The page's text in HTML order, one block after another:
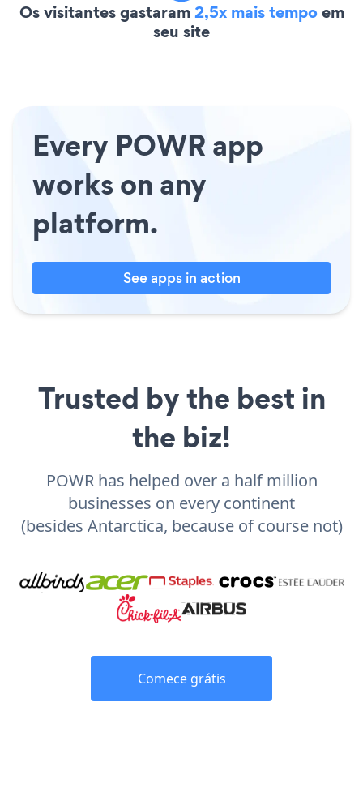
Os visitantes gastaram2,5x mais tempoem
seu site
Every POWR app
works on any
platform.
See apps in action
Trusted by the best in
the biz!
POWR has helped over a half million
businesses on every continent
(besides Antarctica, because of course not)
Comece grátis